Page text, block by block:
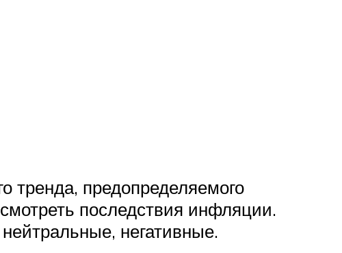
тренда, предопределяемого
последствия инфляции.
негативные.